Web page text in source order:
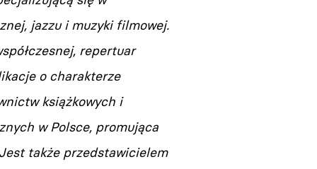
jazzu i muzyki filmowej.
repertuar
o charakterze
książkowych i
w Polsce, promująca
także przedstawicielem